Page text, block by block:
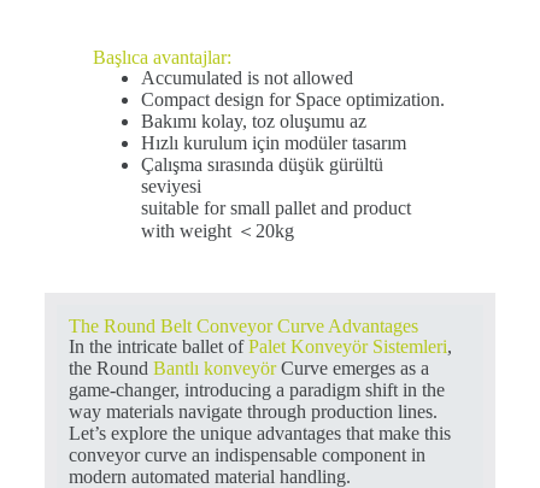
Başlıca avantajlar:
Accumulated is not allowed
Compact design for Space optimization.
Bakımı kolay, toz oluşumu az
Hızlı kurulum için modüler tasarım
Çalışma sırasında düşük gürültü
seviyesi
suitable for small pallet and product
with weight ＜20kg
The Round Belt Conveyor Curve Advantages
In the intricate ballet ofPalet Konveyör Sistemleri,
the Round Bantlı konveyörCurve emerges as a
game-changer, introducing a paradigm shift in the
way materials navigate through production lines.
Let’s explore the unique advantages that make this
conveyor curve an indispensable component in
modern automated material handling.